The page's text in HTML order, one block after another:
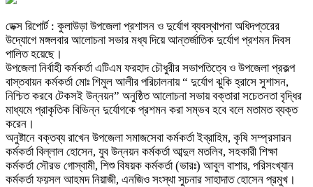
ডেক্স রিপোর্ট : কুলাউড়া উপজেলা প্রশাসন ও দুর্যোগ ব্যবস্থাপনা অধিদপ্তরের
উদ্যোগে মঙ্গলবার আলোচনা সভার মধ্য দিয়ে আন্তর্জাতিক দুর্যোগ প্রশমন দিবস
পালিত হয়েছে।
উপজেলা নির্বাহী কর্মকর্তা এটিএম ফরহাদ চৌধুরীর সভাপতিত্বে ও উপজেলা প্রকল্প
বাস্তবায়ন কর্মকর্তা মোঃ শিমুল আলীর পরিচালনায় “ দুর্যোগ ঝুকি হ্রাসে সুশাসন,
নিশ্চিত করবে টেকসই উন্নয়ন” অনুষ্ঠিত আলোচনা সভায় বক্তারা সচেতনতা বৃদ্ধির
মাধ্যমে প্রাকৃতিক বিভিন্ন দুর্যোগকে প্রশমন করা সম্ভব হবে বলে মতামত ব্যক্ত
করেন।
অনুষ্টানে বক্তব্য রাখেন উপজেলা সমাজসেবা কর্মকর্তা ইব্রাহিম, কৃষি সম্প্রসারন
কর্মকর্তা বিল্লাল হোসেন, যুব উন্নয়ন কর্মকর্তা আব্দুল মতলিব, সহকারী শিক্ষা
কর্মকর্তা সৌরভ গোস্বামী, শিশু বিষয়ক কর্মকর্তা (ভারঃ) আবুল বাশার, পরিসংখ্যান
কর্মকর্তা ফয়সল আহমদ নিয়াজী, এনজিও সংস্থা সুচনার সাহাদাত হোসেন প্রমুখ।